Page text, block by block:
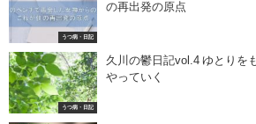
うつ病・日記
の再出発の原点
うつ病・日記
久川の鬱日記vol.4 ゆとりを
やっていく